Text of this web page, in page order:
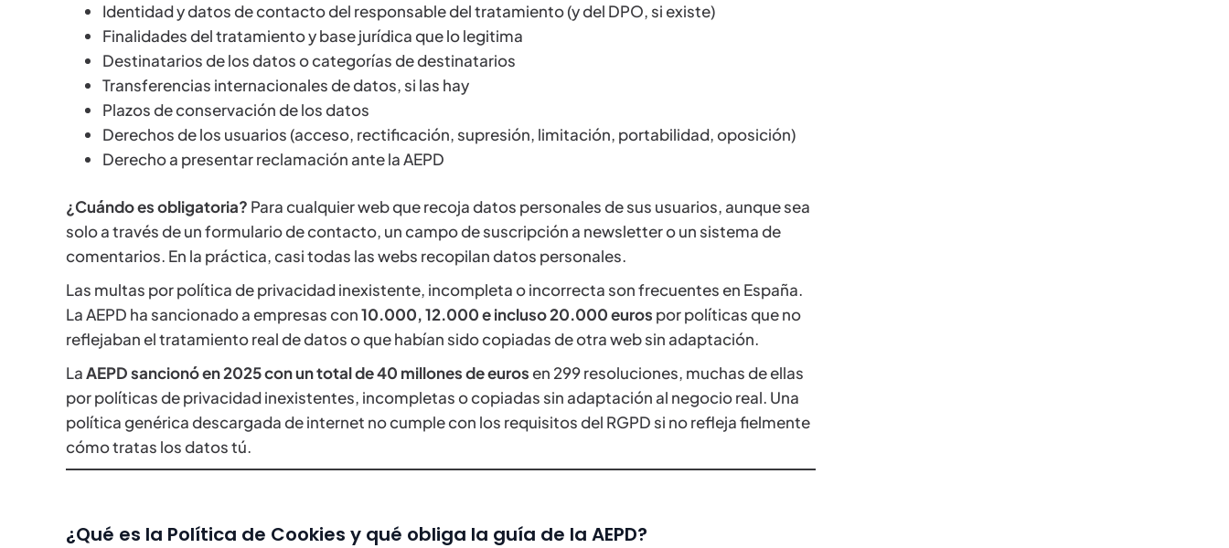
Identidad y datos de contacto del responsable del tratamiento (y del DPO, si existe)
Finalidades del tratamiento y base jurídica que lo legitima
Destinatarios de los datos o categorías de destinatarios
Transferencias internacionales de datos, si las hay
Plazos de conservación de los datos
Derechos de los usuarios (acceso, rectificación, supresión, limitación, portabilidad, oposición)
Derecho a presentar reclamación ante la AEPD
¿Cuándo es obligatoria? Para cualquier web que recoja datos personales de sus usuarios, aunque sea
solo a través de un formulario de contacto, un campo de suscripción a newsletter o un sistema de
comentarios. En la práctica, casi todas las webs recopilan datos personales.
Las multas por política de privacidad inexistente, incompleta o incorrecta son frecuentes en España.
La AEPD ha sancionado a empresas con10.000, 12.000 e incluso 20.000 euros por políticas que no
reflejaban el tratamiento real de datos o que habían sido copiadas de otra web sin adaptación.
LaAEPD sancionó en 2025 con un total de 40 millones de eurosen 299 resoluciones, muchas de ellas
por políticas de privacidad inexistentes, incompletas o copiadas sin adaptación al negocio real. Una
política genérica descargada de internet no cumple con los requisitos del RGPD si no refleja fielmente
cómo tratas los datos tú.
¿Qué es la Política de Cookies y qué obliga la guía de la AEPD?